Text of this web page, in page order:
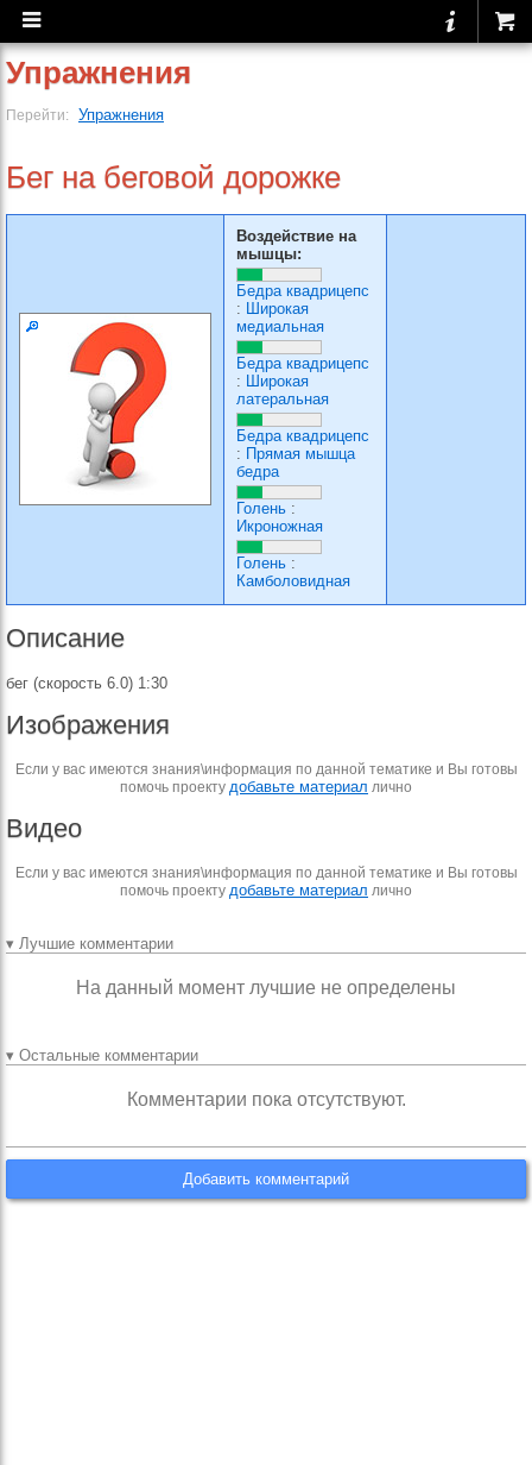
Упражнения
Перейти: Упражнения
Бег на беговой дорожке
Воздействие на
мышцы:
Бедра квадрицепс
: Широкая
медиальная
Бедра квадрицепс
: Широкая
латеральная
Бедра квадрицепс
: Прямая мышца
бедра
Голень :
Икроножная
Голень :
Камболовидная
Описание
бег (скорость 6.0) 1:30
Изображения
Если у вас имеются знания\информация по данной тематике и Вы готовы
помочь проекту добавьте материал лично
Видео
Если у вас имеются знания\информация по данной тематике и Вы готовы
помочь проекту добавьте материал лично
▾ Лучшие комментарии
На данный момент лучшие не определены
▾ Остальные комментарии
Комментарии пока отсутствуют.
Добавить комментарий